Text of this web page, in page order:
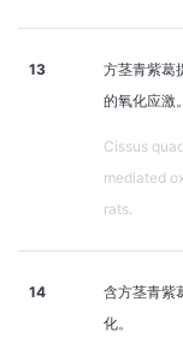
13
方茎青紫葛
的氧化应激。
Cissus
mediated
rats.
14
含方茎青紫
化。